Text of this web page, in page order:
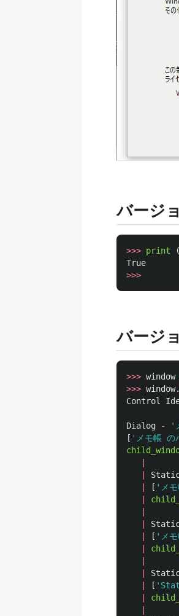
バージ
>>> print (
True
>>>
バージ
>>> window
>>> window.
Control
Dialog - '
[ ' メモ帳 の
[ ' メ
[ ' メ
[ '